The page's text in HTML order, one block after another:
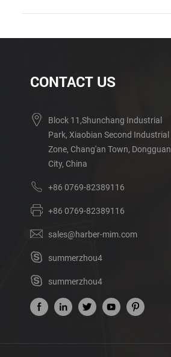
CONTACT US
Block 11,Shunchang Industrial
Park, Xiaobian Second Industrial
Zone, Chang'an Town, Dongguan
City, China
+86 0769-82389116
+86 0769-82389116
sales@harber-mim.com
summerzhou4
summerzhou4